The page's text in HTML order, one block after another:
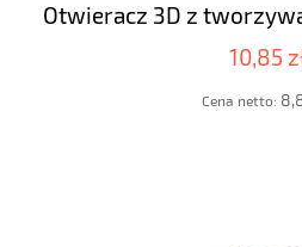
Otwieracz 3D z
10,85
Cena netto: